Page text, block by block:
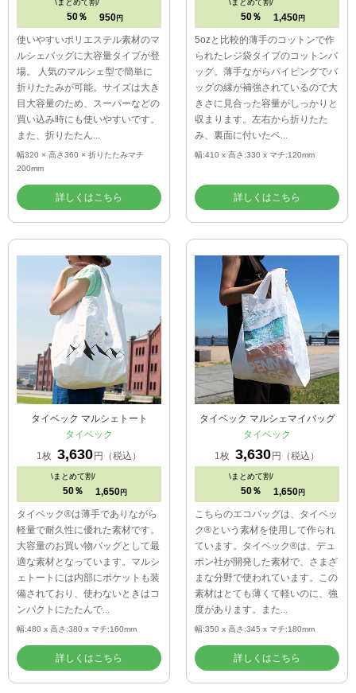
\まとめて割/
50％ 950円
使いやすいポリエステル素材のマ
ルシェバッグに大容量タイプが登
場。 人気のマルシェ型で簡単に
折りたたみが可能。サイズは大き
目大容量のため、スーパーなどの
買い込み時にも使いやすいです。
また、折りたたん...
幅320 × 高さ360 × 折りたたみマチ
200mm
詳しくはこちら
\まとめて割/
50％ 1,450円
5ozと比較的薄手のコットンで作
られたレジ袋タイプのコットンバ
ッグ。薄手ながらパイピングでバ
ッグの縁が補強されているので大
きさに見合った容量がしっかりと
収まります。左右から折りたた
み、裏面に付いたベ...
幅:410 x 高さ:330 x マチ:120mm
詳しくはこちら
タイベック マルシェトート
タイベック
1枚 3,630円（税込）
\まとめて割/
50％ 1,650円
タイベック®は薄手でありながら
軽量で耐久性に優れた素材です。
大容量のお買い物バッグとして最
適な素材となっています。マルシ
ェトートには内部にポケットも装
備されており、使わないときはコ
ンパクトにたたんで...
幅:480 x 高さ:380 x マチ:160mm
詳しくはこちら
タイベック マルシェマイバッグ
タイベック
1枚 3,630円（税込）
\まとめて割/
50％ 1,650円
こちらのエコバッグは、タイベッ
ク®という素材を使用して作られ
ています。タイベック®は、デュ
ポン社が開発した素材で、さまざ
まな分野で使われています。この
素材はとても薄くて軽いのに、強
度があります。また...
幅:350 x 高さ:345 x マチ:180mm
詳しくはこちら